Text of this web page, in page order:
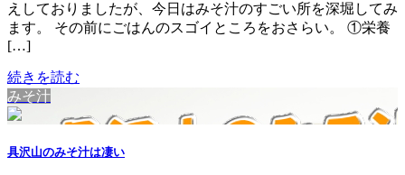
えしておりましたが、今日はみそ汁のすごい所を深堀してみ
ます。 その前にごはんのスゴイところをおさらい。 ①栄養
[…]
続きを読む
みそ汁
具沢山のみそ汁は凄い